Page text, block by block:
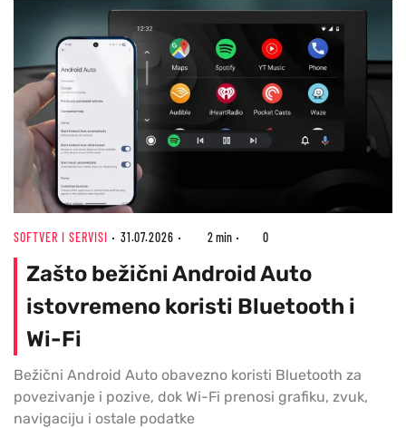
SOFTVER I SERVISI 31.07.2026 2 min 0
Zašto bežični Android Auto
istovremeno koristi Bluetooth i
Wi-Fi
Bežični Android Auto obavezno koristi Bluetooth za
povezivanje i pozive, dok Wi-Fi prenosi grafiku, zvuk,
navigaciju i ostale podatke